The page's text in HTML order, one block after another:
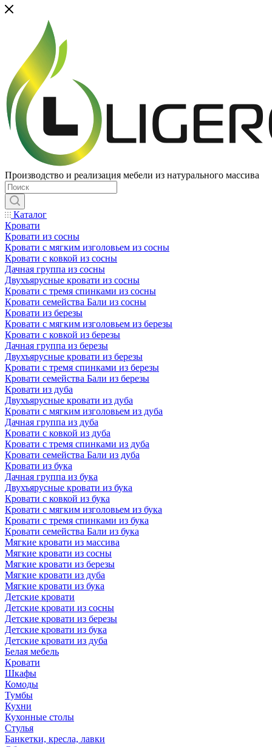
Производство и реализация мебели из натурального массива
Каталог
Кровати
Кровати из сосны
Кровати с мягким изголовьем из сосны
Кровати с ковкой из сосны
Дачная группа из сосны
Двухъярусные кровати из сосны
Кровати с тремя спинками из сосны
Кровати семейства Бали из сосны
Кровати из березы
Кровати с мягким изголовьем из березы
Кровати с ковкой из березы
Дачная группа из березы
Двухъярусные кровати из березы
Кровати с тремя спинками из березы
Кровати семейства Бали из березы
Кровати из дуба
Двухъярусные кровати из дуба
Кровати с мягким изголовьем из дуба
Дачная группа из дуба
Кровати с ковкой из дуба
Кровати с тремя спинками из дуба
Кровати семейства Бали из дуба
Кровати из бука
Дачная группа из бука
Двухъярусные кровати из бука
Кровати с ковкой из бука
Кровати с мягким изголовьем из бука
Кровати с тремя спинками из бука
Кровати семейства Бали из бука
Мягкие кровати из массива
Мягкие кровати из сосны
Мягкие кровати из березы
Мягкие кровати из дуба
Мягкие кровати из бука
Детские кровати
Детские кровати из сосны
Детские кровати из березы
Детские кровати из бука
Детские кровати из дуба
Белая мебель
Кровати
Шкафы
Комоды
Тумбы
Кухни
Кухонные столы
Стулья
Банкетки, кресла, лавки